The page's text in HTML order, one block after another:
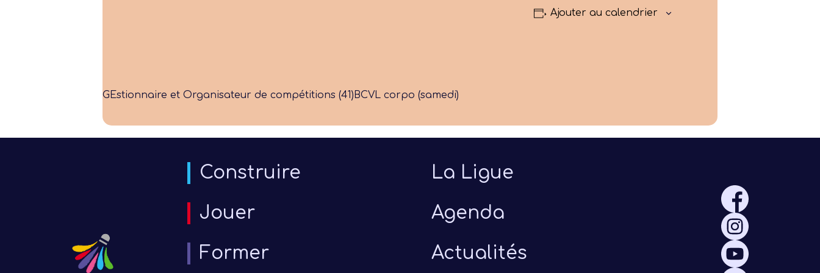
Rayonner
Ajouter au calendrier
GEstionnaire et Organisateur de compétitions (41) BCVL corpo (samedi)
Construire
Jouer
Former
La Ligue
Agenda
Actualités